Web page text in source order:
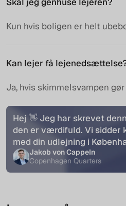
Kun hvis boligen er helt
Kan lejer få
Ja, hvis skimmelsvampen
Hej 👋 Jeg har skrevet
den er værdifuld. Vi sidder
med din udlejning i
Jakob von Cappeln
Copenhagen Quarters